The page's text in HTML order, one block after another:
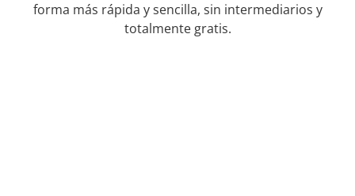
forma más rápida y sencilla, sin intermediarios y
totalmente gratis.